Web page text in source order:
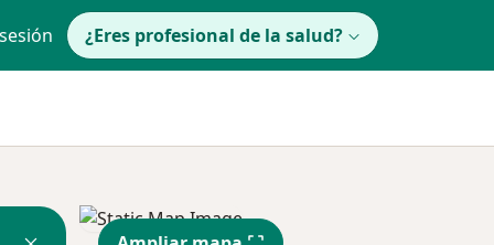
¿Eres profesional de la salud?